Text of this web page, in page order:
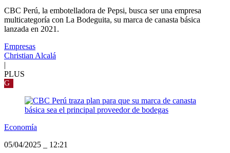
CBC Perú, la embotelladora de Pepsi, busca ser una empresa
multicategoría con La Bodeguita, su marca de canasta básica
lanzada en 2021.
Empresas
Christian Alcalá
|
PLUS
G
Economía
05/04/2025
12:21